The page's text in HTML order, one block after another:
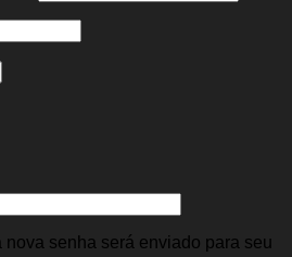
senha será enviado para seu